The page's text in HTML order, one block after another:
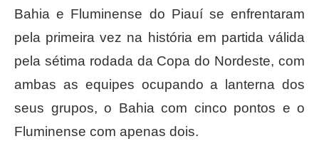
Bahia e Fluminense do Piauí se enfrentaram
pela primeira vez na história em partida válida
pela sétima rodada da Copa do Nordeste, com
ambas as equipes ocupando a lanterna dos
seus grupos, o Bahia com cinco pontos e o
Fluminense com apenas dois.